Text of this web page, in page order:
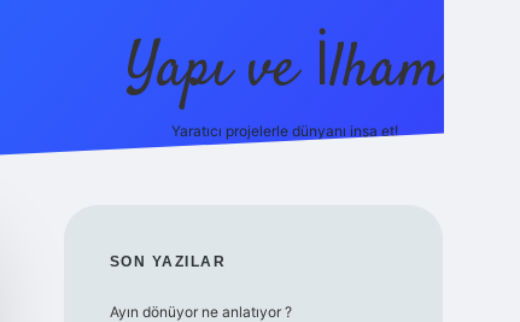
Yapı ve İlham
Yaratıcı projelerle dünyanı inşa et!
SIDEBAR
SON YAZILAR
Ayın dönüyor ne anlatıyor ?